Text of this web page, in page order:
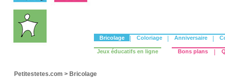
Bricolage Coloriage Anniversaire
Jeux éducatifs en ligne Bons plans
Petitestetes.com > Bricolage